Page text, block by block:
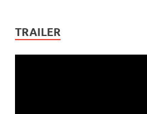
TRAILER